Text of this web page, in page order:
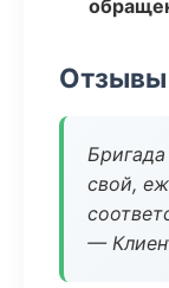
Отзывы
свой,
—